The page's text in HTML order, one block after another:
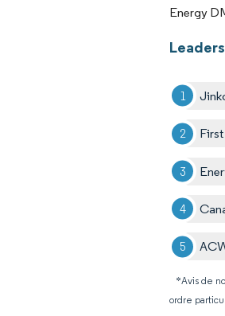
Energy
*Avis de
ordre